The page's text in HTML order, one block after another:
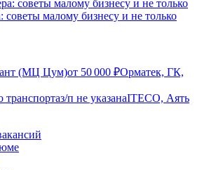
советы малому бизнесу и не только
(МЦ Цум)от 50 000 ₽Орматек, ГК,
транспортаз/п не указанаITECO, Аять